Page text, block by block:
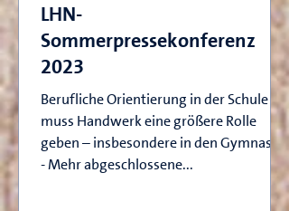
LHN-
Sommerpressekonferenz
2023
Berufliche Orientierung in der Schule
muss Handwerk eine größere Rolle
geben – insbesondere in den Gymnasien
- Mehr abgeschlossene...